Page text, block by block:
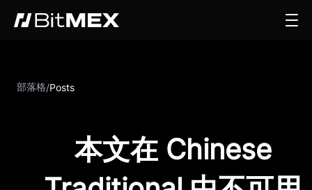
部落格/Posts
本文在 Chinese